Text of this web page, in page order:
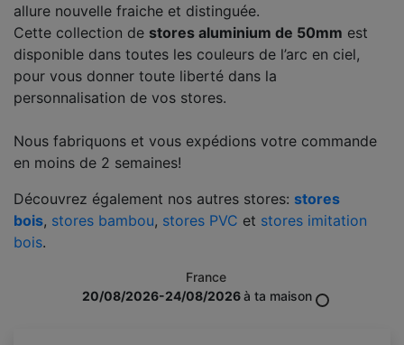
allure nouvelle fraiche et distinguée.
Cette collection de stores aluminium de 50mm est
disponible dans toutes les couleurs de l’arc en ciel,
pour vous donner toute liberté dans la
personnalisation de vos stores.
Nous fabriquons et vous expédions votre commande
en moins de 2 semaines!
Découvrez également nos autres stores: stores
bois, stores bambou, stores PVC et stores imitation
bois.
France
20/08/2026-24/08/2026à ta maison